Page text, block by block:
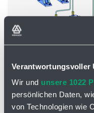
Verantwortungsvoller
Wir und unsere 1022
persönlichen Daten,
von Technologien wie